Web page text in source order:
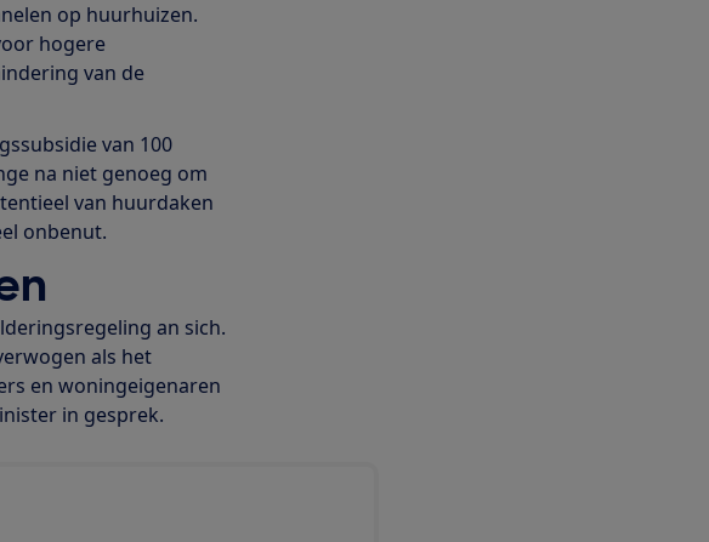
op huurhuizen.
hogere
van de
van 100
na niet genoeg om
van huurdaken
onbenut.
an sich.
als het
en woningeigenaren
in gesprek.